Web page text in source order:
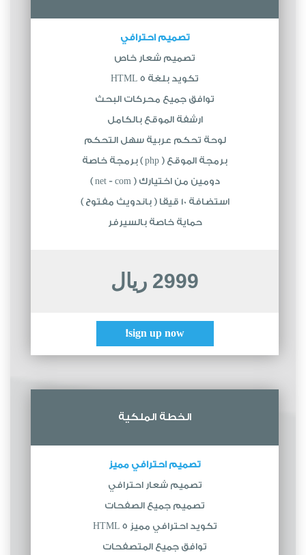
تصميم احترافي
تصميم شعار خاص
تكويد بلغة HTML 5
توافق جميع محركات البحث
ارشفة الموقع بالكامل
لوحة تحكم عربية سهل التحكم
برمجة الموقع ( php ) برمجة خاصة
دومين من اختيارك ( net - com )
استضافة 10 قيقا ( باندويث مفتوح )
حماية خاصة بالسيرفر
2999 ريال
sign up now!
الخطة الملكية
تصميم احترافي مميز
تصميم شعار احترافي
تصميم جميع الصفحات
تكويد احترافي مميز HTML 5
توافق جميع المتصفحات